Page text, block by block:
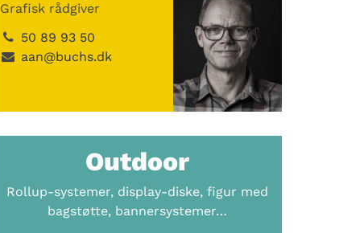
Grafisk rådgiver
50 89 93 50
aan@buchs.dk
Outdoor
Rollup-systemer, display-diske, figur med
bagstøtte, bannersystemer…